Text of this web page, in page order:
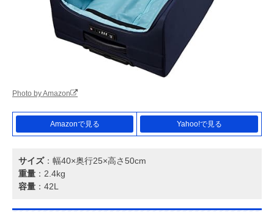
Photo by Amazon
Amazonで見る Yahoo!で見る
サイズ：幅40×奥行25×高さ50cm
重量 ：2.4kg
容量 ：42L